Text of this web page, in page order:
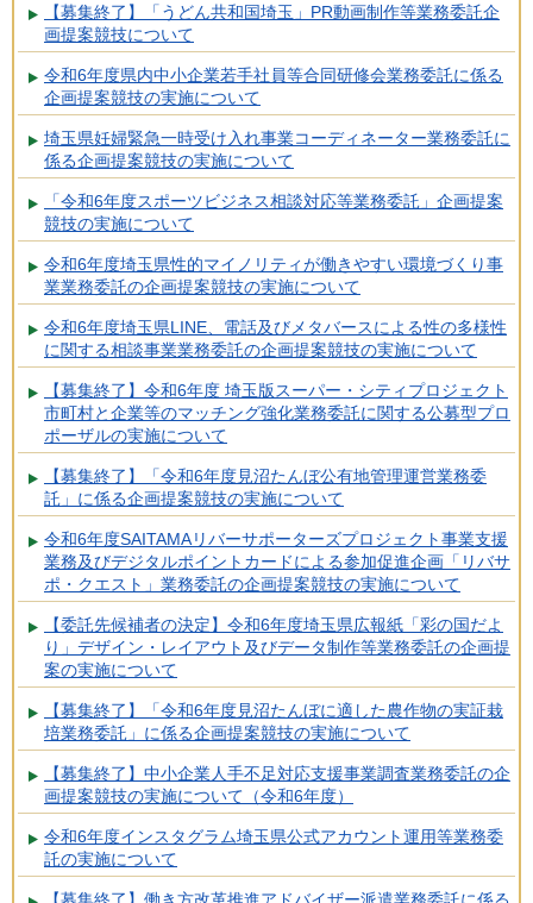
【募集終了】「うどん共和国埼玉」PR動画制作等業務委託企
画提案競技について
令和6年度県内中小企業若手社員等合同研修会業務委託に係る
企画提案競技の実施について
埼玉県妊婦緊急一時受け入れ事業コーディネーター業務委託に
係る企画提案競技の実施について
「令和6年度スポーツビジネス相談対応等業務委託」企画提案
競技の実施について
令和6年度埼玉県性的マイノリティが働きやすい環境づくり事
業業務委託の企画提案競技の実施について
令和6年度埼玉県LINE、電話及びメタバースによる性の多様性
に関する相談事業業務委託の企画提案競技の実施について
【募集終了】令和6年度 埼玉版スーパー・シティプロジェクト
市町村と企業等のマッチング強化業務委託に関する公募型プロ
ポーザルの実施について
【募集終了】「令和6年度見沼たんぼ公有地管理運営業務委
託」に係る企画提案競技の実施について
令和6年度SAITAMAリバーサポーターズプロジェクト事業支援
業務及びデジタルポイントカードによる参加促進企画「リバサ
ポ・クエスト」業務委託の企画提案競技の実施について
【委託先候補者の決定】令和6年度埼玉県広報紙「彩の国だよ
り」デザイン・レイアウト及びデータ制作等業務委託の企画提
案の実施について
【募集終了】「令和6年度見沼たんぼに適した農作物の実証栽
培業務委託」に係る企画提案競技の実施について
【募集終了】中小企業人手不足対応支援事業調査業務委託の企
画提案競技の実施について（令和6年度）
令和6年度インスタグラム埼玉県公式アカウント運用等業務委
託の実施について